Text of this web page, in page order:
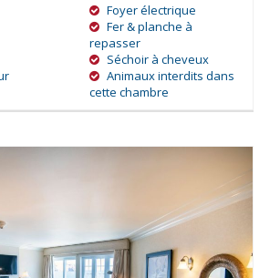
Foyer électrique
Fer & planche à
repasser
Séchoir à cheveux
Animaux interdits dans
cette chambre